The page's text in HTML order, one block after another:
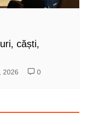
căști,
2026 0